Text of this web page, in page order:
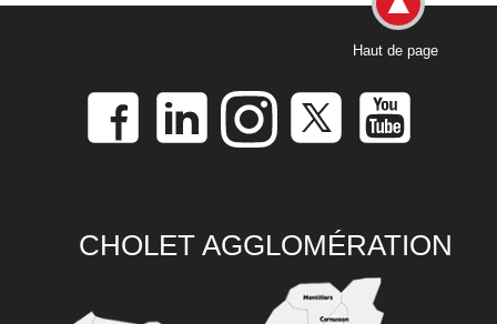
Haut de page
CHOLET AGGLOMÉRATION